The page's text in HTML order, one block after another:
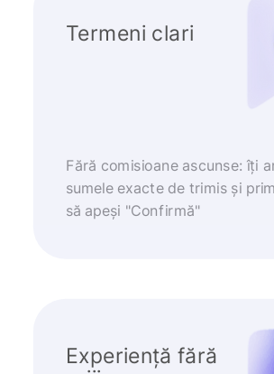
Termeni clari
Fără comisioane ascunse: îți
sumele exacte de trimis și
să apeși "Confirmă"
Experiență fără